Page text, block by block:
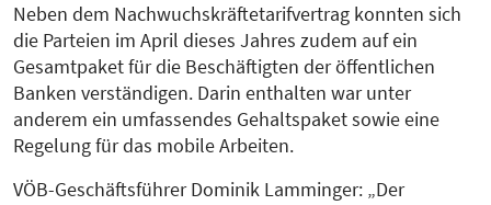
Neben dem Nachwuchskräftetarifvertrag konnten sich
die Parteien im April dieses Jahres zudem auf ein
Gesamtpaket für die Beschäftigten der öffentlichen
Banken verständigen. Darin enthalten war unter
anderem ein umfassendes Gehaltspaket sowie eine
Regelung für das mobile Arbeiten.
VÖB-Geschäftsführer Dominik Lamminger: „Der